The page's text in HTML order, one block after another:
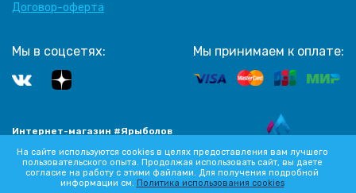
На сайте используются cookies в целях предоставления вам лучшего
пользовательского опыта. Продолжая использовать сайт, вы даете
согласие на работу с этими файлами. Для получения подробной
информации см. Политика использования cookies
Договор-оферта
Мы в соцсетях: Мы принимаем к оплате:
Интернет-магазин #Ярыболов
2012-2026 Все права защищены